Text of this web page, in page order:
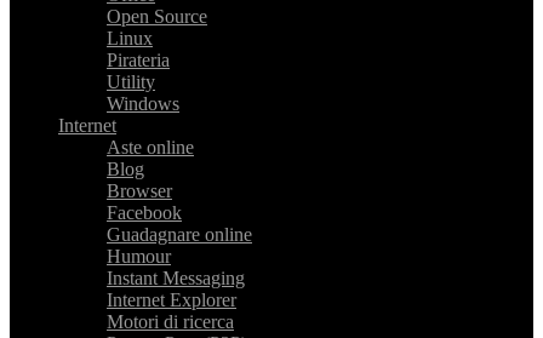
Open Source
Linux
Pirateria
Utility
Windows
Internet
Aste online
Blog
Browser
Facebook
Guadagnare online
Humour
Instant Messaging
Internet Explorer
Motori di ricerca